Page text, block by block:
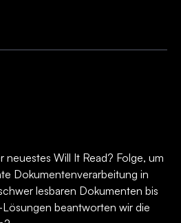
neuestes Will It Read? Folge, um
Dokumentenverarbeitung in
lesbaren Dokumenten bis
beantworten wir die